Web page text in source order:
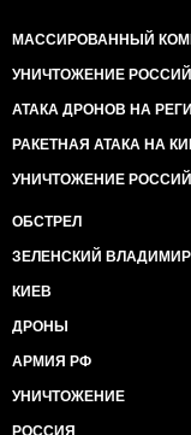
МАССИРОВАННЫЙ
УНИЧТОЖЕНИЕ
АТАКА ДРОНОВ НА
РАКЕТНАЯ АТАКА НА
УНИЧТОЖЕНИЕ
ОБСТРЕЛ
ЗЕЛЕНСКИЙ ВЛАДИМИР
КИЕВ
ДРОНЫ
АРМИЯ РФ
УНИЧТОЖЕНИЕ
РОССИЯ